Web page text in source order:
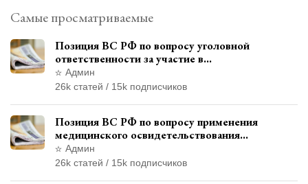
Самые просматриваемые
Позиция ВС РФ по вопросу уголовной
ответственности за участие в
террористической организации до
официального признания
Админ
26k статей / 15k подписчиков
Позиция ВС РФ по вопросу применения
медицинского освидетельствования
военнослужащих при увольнении с военной
службы
Админ
26k статей / 15k подписчиков